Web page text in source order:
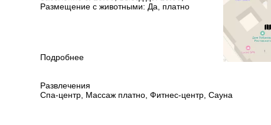
Размещение с животными: Да, платно
Подробнее
Развлечения
Спа-центр, Массаж платно, Фитнес-центр, Сауна